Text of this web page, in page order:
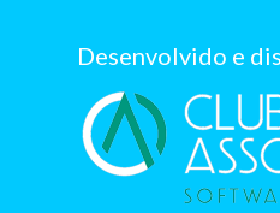
Desenvolvido e